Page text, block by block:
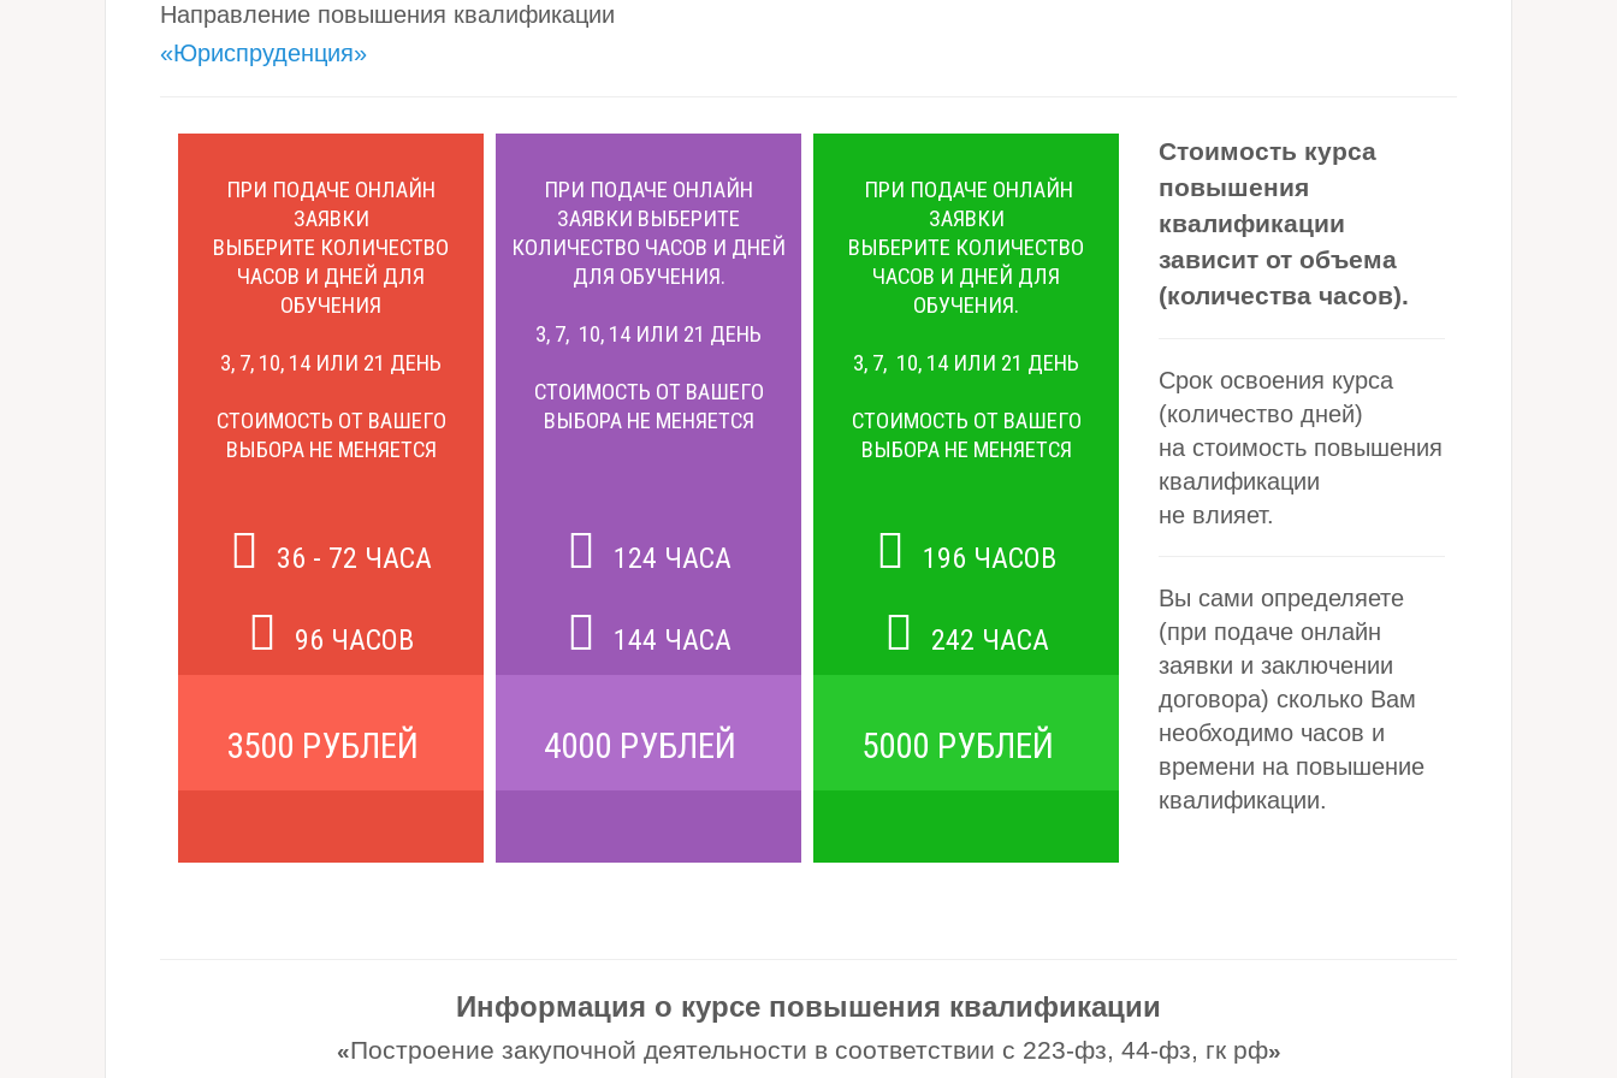
Направление повышения квалификации
«Юриспруденция»
ПРИ ПОДАЧЕ ОНЛАЙН
ЗАЯВКИ
ВЫБЕРИТЕ КОЛИЧЕСТВО
ЧАСОВ И ДНЕЙ ДЛЯ
ОБУЧЕНИЯ
3, 7, 10, 14 ИЛИ 21 ДЕНЬ
СТОИМОСТЬ ОТ ВАШЕГО
ВЫБОРА НЕ МЕНЯЕТСЯ
36 - 72 ЧАСА
96 ЧАСОВ
3500 РУБЛЕЙ
ПРИ ПОДАЧЕ ОНЛАЙН
ЗАЯВКИ ВЫБЕРИТЕ
КОЛИЧЕСТВО ЧАСОВ И ДНЕЙ
ДЛЯ ОБУЧЕНИЯ.
3, 7, 10, 14 ИЛИ 21 ДЕНЬ
СТОИМОСТЬ ОТ ВАШЕГО
ВЫБОРА НЕ МЕНЯЕТСЯ
124 ЧАСА
144 ЧАСА
4000 РУБЛЕЙ
ПРИ ПОДАЧЕ ОНЛАЙН
ЗАЯВКИ
ВЫБЕРИТЕ КОЛИЧЕСТВО
ЧАСОВ И ДНЕЙ ДЛЯ
ОБУЧЕНИЯ.
3, 7, 10, 14 ИЛИ 21 ДЕНЬ
СТОИМОСТЬ ОТ ВАШЕГО
ВЫБОРА НЕ МЕНЯЕТСЯ
196 ЧАСОВ
242 ЧАСА
5000 РУБЛЕЙ
Стоимость курса
повышения
квалификации
зависит от объема
(количества часов).
Срок освоения курса
(количество дней)
на стоимость повышения
квалификации
не влияет.
Вы сами определяете
(при подаче онлайн
заявки и заключении
договора) сколько Вам
необходимо часов и
времени на повышение
квалификации.
Информация о курсе повышения квалификации
«Построение закупочной деятельности в соответствии с 223-фз, 44-фз, гк рф»